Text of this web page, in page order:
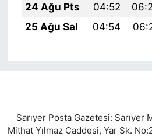
24 Ağu Pts
04:52
25 Ağu Sal
04:54
Sarıyer Posta Gazetesi: Sarıyer
Mithat Yılmaz Caddesi, Yar Sk.